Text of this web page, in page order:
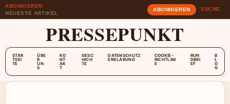
ABONNIEREN
NEUESTE ARTIKEL
ABONNIEREN SUCHE
PRESSEPUNKT
STAR
TSEI
TE
ÜBE
R
UN
S
KO
NT
AK
T
GESC
HICH
TE
DATENSCHUTZ
ERKLÄRUNG
COOKIE-
RICHTLINI
E
RUN
DBRI
EF
B
L
O
G